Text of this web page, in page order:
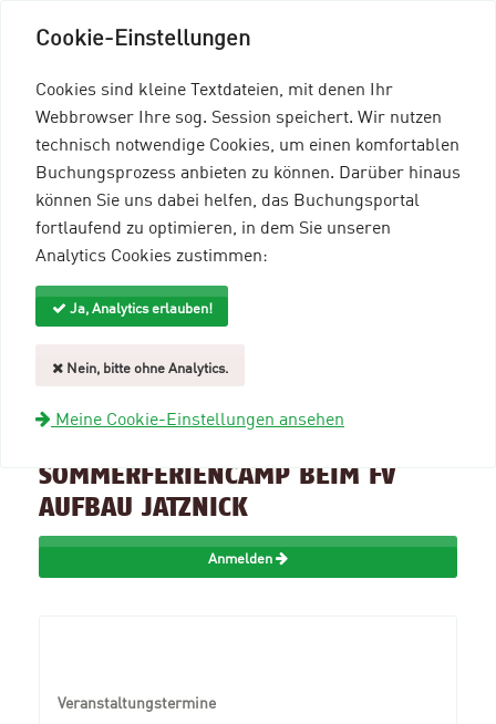
Cookie-Einstellungen
Cookies sind kleine Textdateien, mit denen Ihr
Webbrowser Ihre sog. Session speichert. Wir nutzen
technisch notwendige Cookies, um einen komfortablen
Buchungsprozess anbieten zu können. Darüber hinaus
können Sie uns dabei helfen, das Buchungsportal
fortlaufend zu optimieren, in dem Sie unseren
Analytics Cookies zustimmen:
Ja, Analytics erlauben!
Nein, bitte ohne Analytics.
Meine Cookie-Einstellungen ansehen
Menü einblenden
mein96-Profil
Anmelden
Suche und Filter
zurück zur Übersicht
SOMMERFERIENCAMP BEIM FV
AUFBAU JATZNICK
Anmelden
Veranstaltungstermine